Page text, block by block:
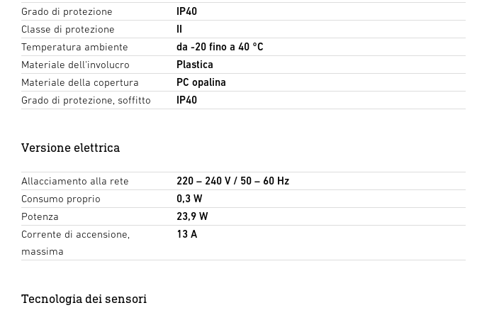
Grado di protezione
IP40
Classe di protezione
II
Temperatura ambiente
da -20 fino a 40 °C
Materiale dell'involucro
Plastica
Materiale della copertura
PC opalina
Grado di protezione, soffitto
IP40
Versione elettrica
Allacciamento alla rete
220 – 240 V / 50 – 60 Hz
Consumo proprio
0,3 W
Potenza
23,9 W
Corrente di accensione,
massima
13 A
Tecnologia dei sensori